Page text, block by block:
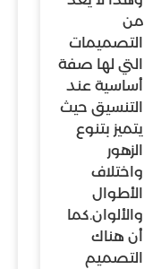
من
التصميمات
التي لها صفة
أساسية عند
التنسيق حيث
يتميز بتنوع
الزهور
واختلاف
الأطوال
والألوان.كما
أن هناك
التصميم